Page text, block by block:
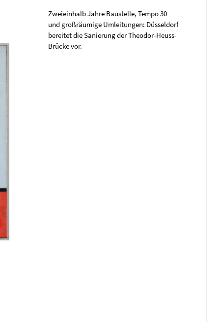
Zweieinhalb Jahre Baustelle, Tempo 30
und großräumige Umleitungen: Düsseldorf
bereitet die Sanierung der Theodor-Heuss-
Brücke vor.